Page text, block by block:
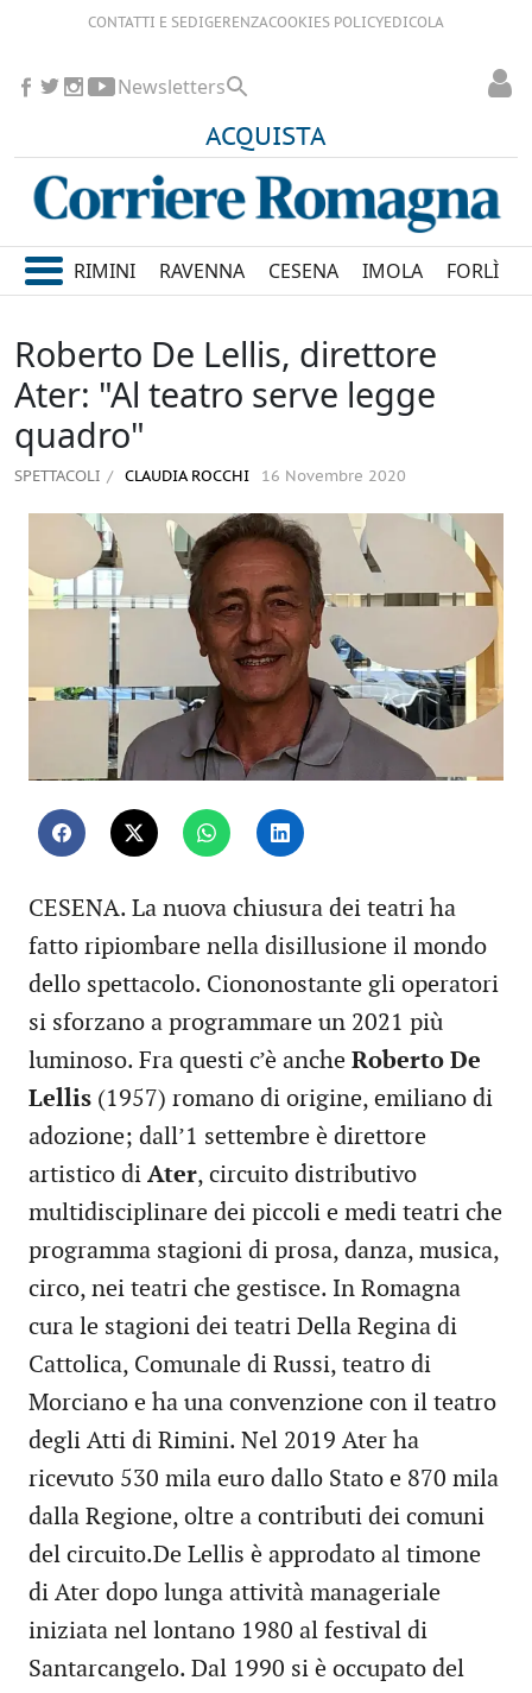
CONTATTI E SEDIGERENZACOOKIES POLICYEDICOLA
ACQUISTA
Newsletters
RIMINI RAVENNA CESENA IMOLA FORLÌ
Roberto De Lellis, direttore
Ater: "Al teatro serve legge
quadro"
SPETTACOLI CLAUDIA ROCCHI 16 Novembre 2020
CESENA. La nuova chiusura dei teatri ha
fatto ripiombare nella disillusione il mondo
dello spettacolo. Ciononostante gli operatori
si sforzano a programmare un 2021 più
luminoso. Fra questi c’è anche Roberto De
Lellis (1957) romano di origine, emiliano di
adozione; dall’1 settembre è direttore
artistico di Ater, circuito distributivo
multidisciplinare dei piccoli e medi teatri che
programma stagioni di prosa, danza, musica,
circo, nei teatri che gestisce. In Romagna
cura le stagioni dei teatri Della Regina di
Cattolica, Comunale di Russi, teatro di
Morciano e ha una convenzione con il teatro
degli Atti di Rimini. Nel 2019 Ater ha
ricevuto 530 mila euro dallo Stato e 870 mila
dalla Regione, oltre a contributi dei comuni
del circuito.De Lellis è approdato al timone
di Ater dopo lunga attività manageriale
iniziata nel lontano 1980 al festival di
Santarcangelo. Dal 1990 si è occupato del